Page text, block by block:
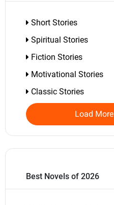
Short Stories
Spiritual Stories
Fiction Stories
Motivational Stories
Classic Stories
Load More
Best Novels of 2026